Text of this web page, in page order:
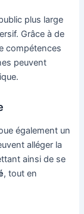
plus large
Grâce à de
compétences
peuvent
également un
alléger la
ainsi de se
, tout en